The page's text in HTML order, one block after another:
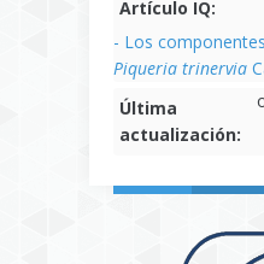
Artículo IQ:
- Los
Piqueria trinervia
Última
actualización: